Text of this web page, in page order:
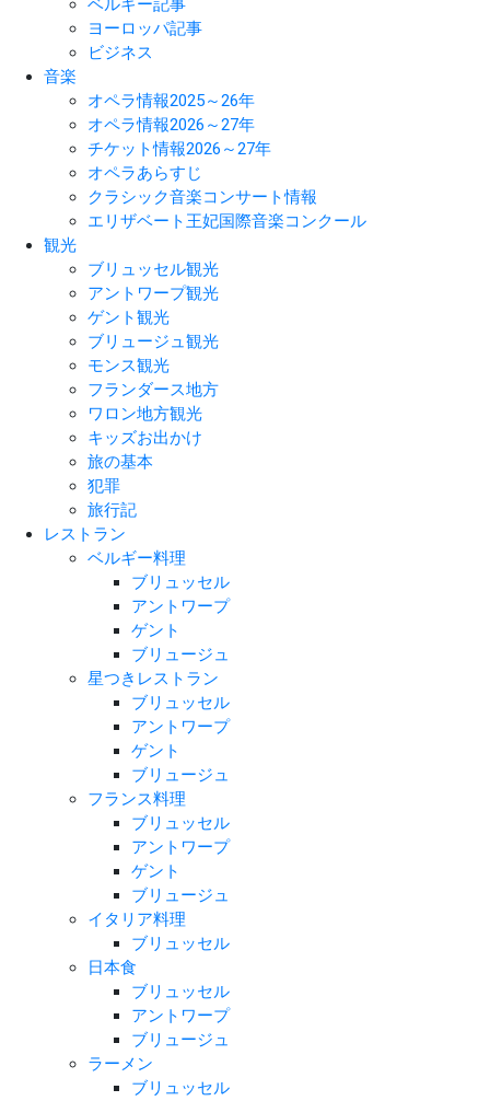
ベルギー記事
ヨーロッパ記事
ビジネス
音楽
オペラ情報2025～26年
オペラ情報2026～27年
チケット情報2026～27年
オペラあらすじ
クラシック音楽コンサート情報
エリザベート王妃国際音楽コンクール
観光
ブリュッセル観光
アントワープ観光
ゲント観光
ブリュージュ観光
モンス観光
フランダース地方
ワロン地方観光
キッズお出かけ
旅の基本
犯罪
旅行記
レストラン
ベルギー料理
ブリュッセル
アントワープ
ゲント
ブリュージュ
星つきレストラン
ブリュッセル
アントワープ
ゲント
ブリュージュ
フランス料理
ブリュッセル
アントワープ
ゲント
ブリュージュ
イタリア料理
ブリュッセル
日本食
ブリュッセル
アントワープ
ブリュージュ
ラーメン
ブリュッセル